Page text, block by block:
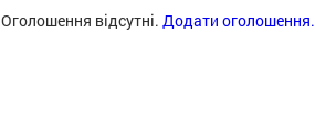
Оголошення відсутні. Додати оголошення.